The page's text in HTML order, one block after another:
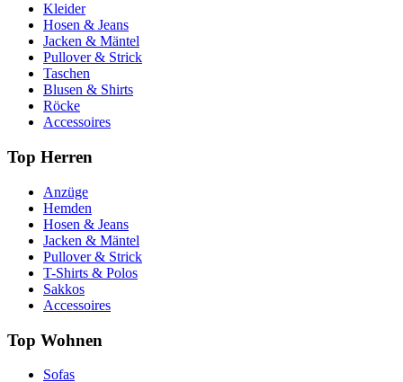
Kleider
Hosen & Jeans
Jacken & Mäntel
Pullover & Strick
Taschen
Blusen & Shirts
Röcke
Accessoires
Top Herren
Anzüge
Hemden
Hosen & Jeans
Jacken & Mäntel
Pullover & Strick
T-Shirts & Polos
Sakkos
Accessoires
Top Wohnen
Sofas